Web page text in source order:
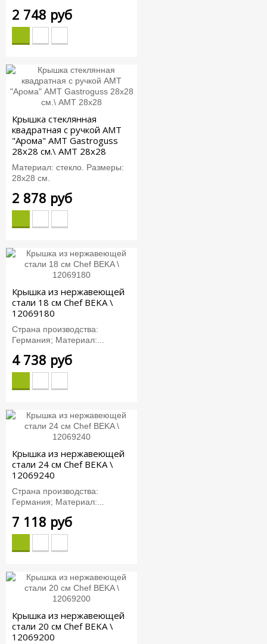
2 748 руб
Крышка стеклянная
квадратная c ручкой АМТ
"Арома" AMT Gastroguss
28x28 см.\ AMT 28x28
Материал: стекло. Размеры:
28х28 см.
2 878 руб
Крышка из нержавеющей
стали 18 см Chef BEKA \
12069180
Страна производства:
Германия; Материал:...
4 738 руб
Крышка из нержавеющей
стали 24 см Chef BEKA \
12069240
Страна производства:
Германия; Материал:...
7 118 руб
Крышка из нержавеющей
стали 20 см Chef BEKA \
12069200